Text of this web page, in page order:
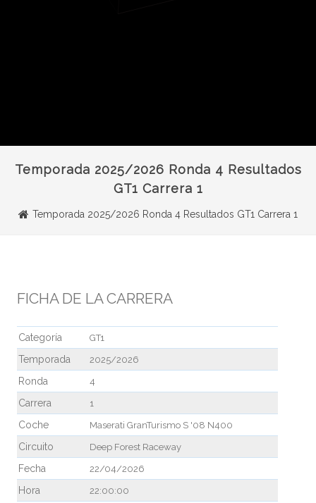
Temporada 2025/2026 Ronda 4 Resultados
GT1 Carrera 1
Temporada 2025/2026 Ronda 4 Resultados GT1 Carrera 1
FICHA DE LA CARRERA
Categoría GT1
Temporada 2025/2026
Ronda 4
Carrera 1
Coche Maserati GranTurismo S '08 N400
Circuito Deep Forest Raceway
Fecha 22/04/2026
Hora 22:00:00